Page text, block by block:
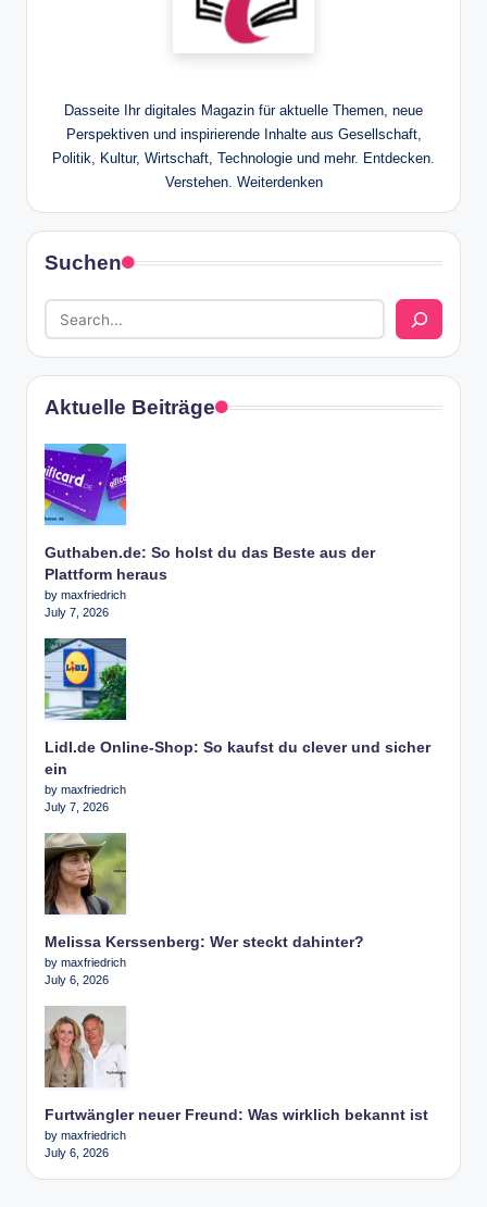
Dasseite Ihr digitales Magazin für aktuelle Themen, neue
Perspektiven und inspirierende Inhalte aus Gesellschaft,
Politik, Kultur, Wirtschaft, Technologie und mehr. Entdecken.
Verstehen. Weiterdenken
Suchen
Aktuelle Beiträge
Guthaben.de: So holst du das Beste aus der
Plattform heraus
by maxfriedrich
July 7, 2026
Lidl.de Online-Shop: So kaufst du clever und sicher
ein
by maxfriedrich
July 7, 2026
Melissa Kerssenberg: Wer steckt dahinter?
by maxfriedrich
July 6, 2026
Furtwängler neuer Freund: Was wirklich bekannt ist
by maxfriedrich
July 6, 2026